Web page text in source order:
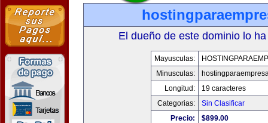
El dueño de este dominio lo
Mayusculas:
Minusculas:
Longitud:
19 caracteres
Categorias:
Sin Clasificar
Precio:
$899.00